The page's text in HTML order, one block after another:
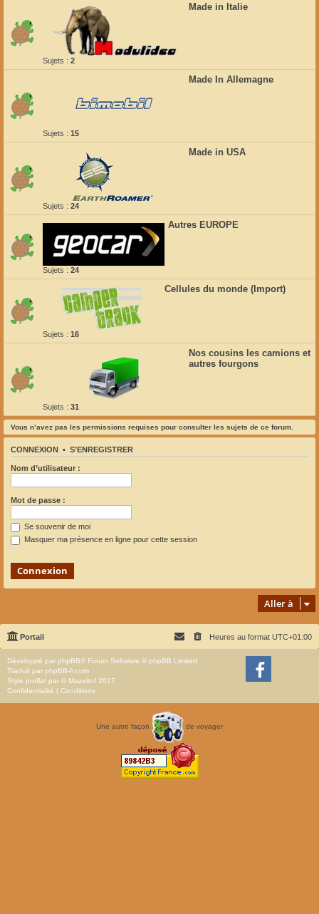
Made in Italie
Sujets : 2
Made In Allemagne
Sujets : 15
Made in USA
Sujets : 24
Autres EUROPE
Sujets : 24
Cellules du monde (Import)
Sujets : 16
Nos cousins les camions et
autres fourgons
Sujets : 31
Vous n’avez pas les permissions requises pour consulter les sujets de ce forum.
CONNEXION • S’ENREGISTRER
Nom d’utilisateur :
Mot de passe :
Se souvenir de moi
Masquer ma présence en ligne pour cette session
Aller à
Portail Heures au format UTC+01:00
Développé par phpBB® Forum Software © phpBB Limited
Traduit par phpBB-fr.com
Style proflat par © Mazeltof 2017
Confidentialité | Conditions
Une autre façon de voyager